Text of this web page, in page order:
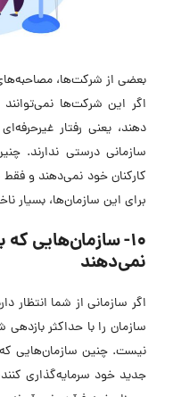
بعضی از شرکت‌ها،
اگر این شرکت‌ها
دهند، یعنی رفتار
سازمانی درستی ندارند.
کارکنان خود نمی‌دهند و فقط
برای این سازمان‌ها، بسیار
10- سازمان‌هایی
نمی‌دهند
اگر سازمانی از شما انتظار
سازمان را با حداکثر
نیست. چنین سازمان‌هایی
جدید خود سرمایه‌گذاری